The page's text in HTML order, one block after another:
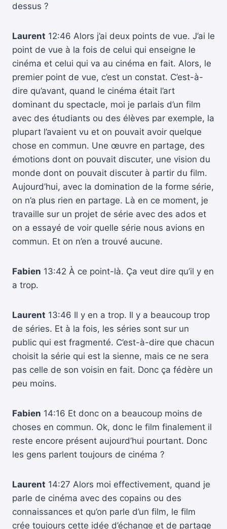
dessus ?
Laurent 12:46 Alors j’ai deux points de vue. J’ai le
point de vue à la fois de celui qui enseigne le
cinéma et celui qui va au cinéma en fait. Alors, le
premier point de vue, c’est un constat. C’est-à-
dire qu’avant, quand le cinéma était l’art
dominant du spectacle, moi je parlais d’un film
avec des étudiants ou des élèves par exemple, la
plupart l’avaient vu et on pouvait avoir quelque
chose en commun. Une œuvre en partage, des
émotions dont on pouvait discuter, une vision du
monde dont on pouvait discuter à partir du film.
Aujourd’hui, avec la domination de la forme série,
on n’a plus rien en partage. Là en ce moment, je
travaille sur un projet de série avec des ados et
on a essayé de voir quelle série nous avions en
commun. Et on n’en a trouvé aucune.
Fabien 13:42 À ce point-là. Ça veut dire qu’il y en
a trop.
Laurent 13:46 Il y en a trop. Il y a beaucoup trop
de séries. Et à la fois, les séries sont sur un
public qui est fragmenté. C’est-à-dire que chacun
choisit la série qui est la sienne, mais ce ne sera
pas celle de son voisin en fait. Donc ça fédère un
peu moins.
Fabien 14:16 Et donc on a beaucoup moins de
choses en commun. Ok, donc le film finalement il
reste encore présent aujourd’hui pourtant. Donc
les gens parlent toujours de cinéma ?
Laurent 14:27 Alors moi effectivement, quand je
parle de cinéma avec des copains ou des
connaissances et qu’on parle d’un film, le film
crée toujours cette idée d’échange et de partage